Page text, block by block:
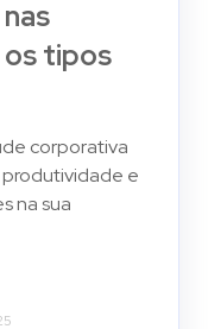
os tipos
corporativa
produtividade e
na sua